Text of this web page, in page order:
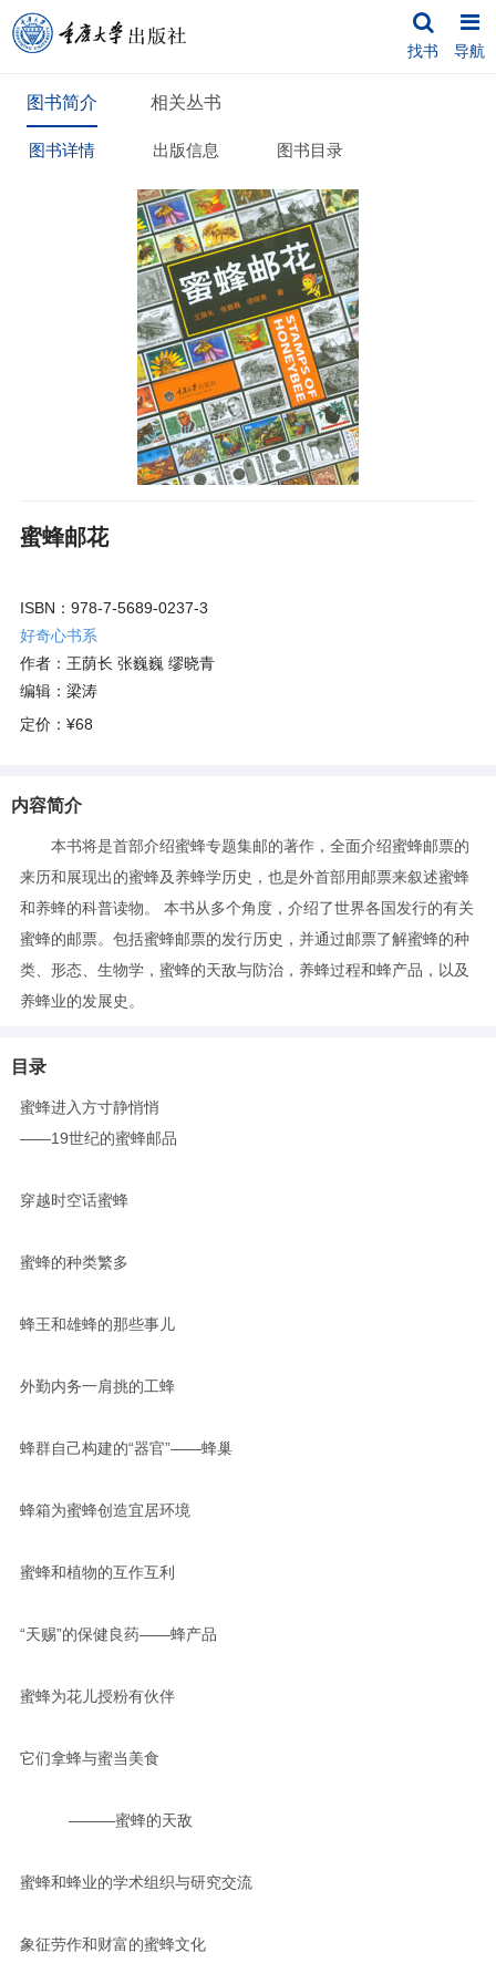
找书 导航
图书简介 相关丛书
图书详情 出版信息 图书目录
蜜蜂邮花
ISBN：978-7-5689-0237-3
好奇心书系
作者：王荫长 张巍巍 缪晓青
编辑：梁涛
定价： ¥68
内容简介
本书将是首部介绍蜜蜂专题集邮的著作，全面介绍蜜蜂邮票的
来历和展现出的蜜蜂及养蜂学历史，也是外首部用邮票来叙述蜜蜂
和养蜂的科普读物。 本书从多个角度，介绍了世界各国发行的有关
蜜蜂的邮票。包括蜜蜂邮票的发行历史，并通过邮票了解蜜蜂的种
类、形态、生物学，蜜蜂的天敌与防治，养蜂过程和蜂产品，以及
养蜂业的发展史。
目录
蜜蜂进入方寸静悄悄
——19世纪的蜜蜂邮品
穿越时空话蜜蜂
蜜蜂的种类繁多
蜂王和雄蜂的那些事儿
外勤内务一肩挑的工蜂
蜂群自己构建的“器官”——蜂巢
蜂箱为蜜蜂创造宜居环境
蜜蜂和植物的互作互利
“天赐”的保健良药——蜂产品
蜜蜂为花儿授粉有伙伴
它们拿蜂与蜜当美食
———蜜蜂的天敌
蜜蜂和蜂业的学术组织与研究交流
象征劳作和财富的蜜蜂文化